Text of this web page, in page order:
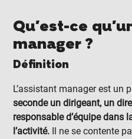
Qu'est-ce
manager ?
Définition
L’assistant manager est un
seconde un dirigeant, un
responsable d’équipe dans
l’activité. Il ne se contente